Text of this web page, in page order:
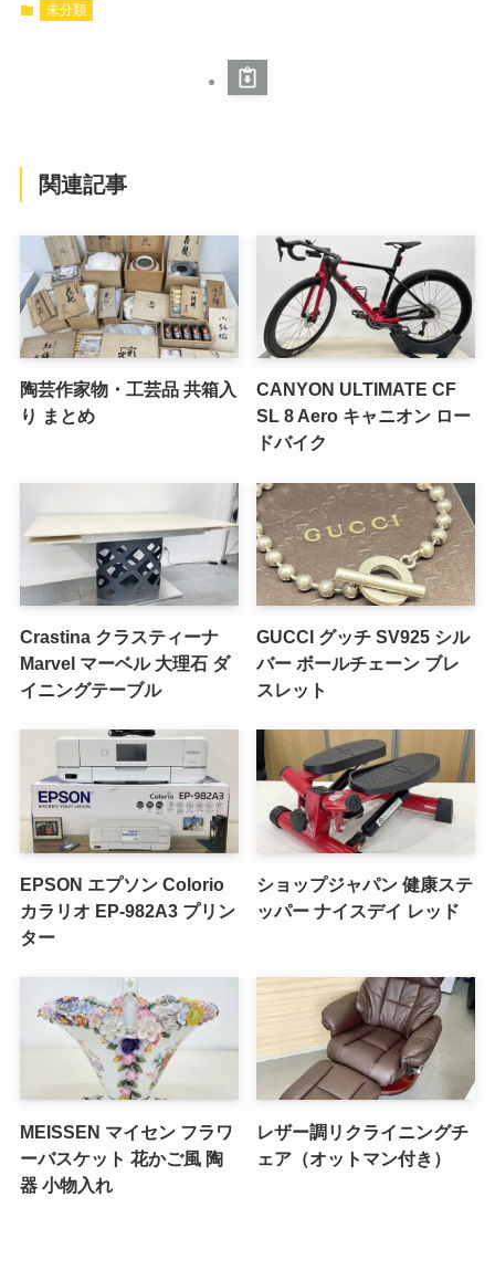
未分類
関連記事
陶芸作家物・工芸品 共箱入
り まとめ
CANYON ULTIMATE CF
SL 8 Aero キャニオン ロー
ドバイク
Crastina クラスティーナ
Marvel マーベル 大理石 ダ
イニングテーブル
GUCCI グッチ SV925 シル
バー ボールチェーン ブレ
スレット
EPSON エプソン Colorio
カラリオ EP-982A3 プリン
ター
ショップジャパン 健康ステ
ッパー ナイスデイ レッド
MEISSEN マイセン フラワ
ーバスケット 花かご風 陶
器 小物入れ
レザー調リクライニングチ
ェア（オットマン付き）